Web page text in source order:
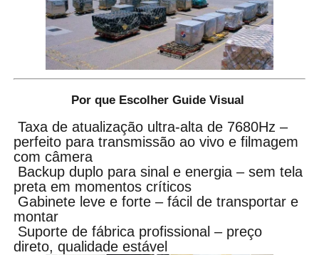
Por que Escolher Guide Visual
Taxa de atualização ultra-alta de 7680Hz –
perfeito para transmissão ao vivo e filmagem
com câmera
Backup duplo para sinal e energia – sem tela
preta em momentos críticos
Gabinete leve e forte – fácil de transportar e
montar
Suporte de fábrica profissional – preço
direto, qualidade estável